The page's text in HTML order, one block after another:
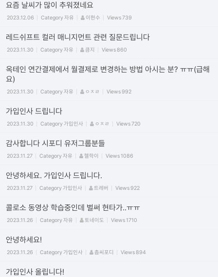
요즘 날씨가 많이 추워졌네요
2023.12.06 Category자유 이현수 Views739
레드쉬프트 컬러 매니지먼트 관련 질문드립니다
2023.11.30 Category자유 큼지 Views860
옥테인 연간결제에서 월결제로 변경하는 방법 아시는 분? ㅠㅠ(급해
요)
2023.11.30 Category자유 ㅇㅈㄹ Views992
가입인사 드립니다
2023.11.30 Category가입인사 ㅇㅈㄹ Views720
감사합니다 시포디 유저그룹분들
2023.11.27 Category자유 헬학이 Views1086
안녕하세요. 가입인사 드립니다.
2023.11.27 Category가입인사 트레버 Views922
콜로소 동영상 학습중인데 벌써 현타가..ㅠㅠ
2023.11.26 Category자유 토네이도 Views1710
안녕하세요!
2023.11.26 Category가입인사 촙씨포디 Views894
가입인사 올립니다!